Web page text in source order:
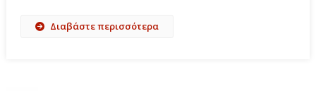
Διαβάστε περισσότερα